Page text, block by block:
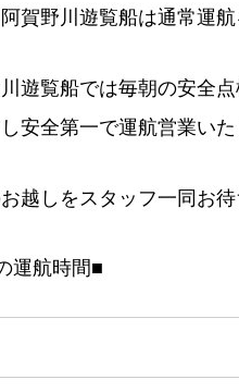
賀野川遊覧船は通常運航
遊覧船では毎朝の安全
安全第一で運航営業いた
越しをスタッフ一同お待
運航時間■